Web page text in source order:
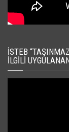
İSTEB
İLGILI